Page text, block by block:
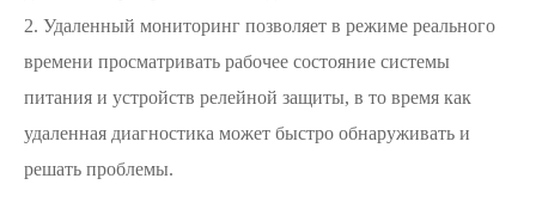
2. Удаленный мониторинг позволяет в режиме реального
времени просматривать рабочее состояние системы
питания и устройств релейной защиты, в то время как
удаленная диагностика может быстро обнаруживать и
решать проблемы.